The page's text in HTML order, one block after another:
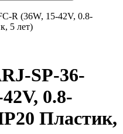
R (36W, 15-42V, 0.8-
5 лет)
SP-36-
0.8-
Пластик,